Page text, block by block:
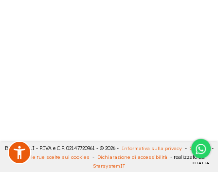
CHATTA
BARTESELLI - P.IVA e C.F. 02147720961 - © 2026 - Informativa sulla privacy - Cookies
-
Rivedi le tue scelte sui cookies - Dichiarazione di accessibilità - realizzato da
StarsystemIT